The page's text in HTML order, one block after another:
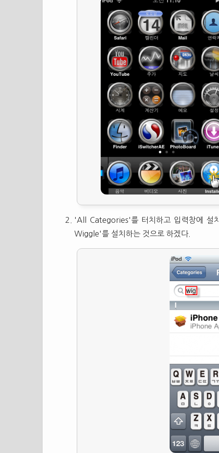
'All Categories'를 터치하고 입력창에 설
Wiggle'를 설치하는 것으로 하겠다.